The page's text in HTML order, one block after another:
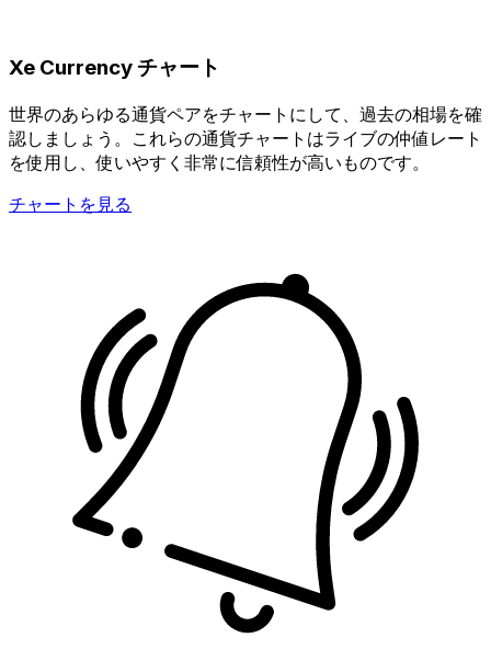
Xe Currency チャート
世界のあらゆる通貨ペアをチャートにして、過去の相場を確
認しましょう。これらの通貨チャートはライブの仲値レート
を使用し、使いやすく非常に信頼性が高いものです。
チャートを見る